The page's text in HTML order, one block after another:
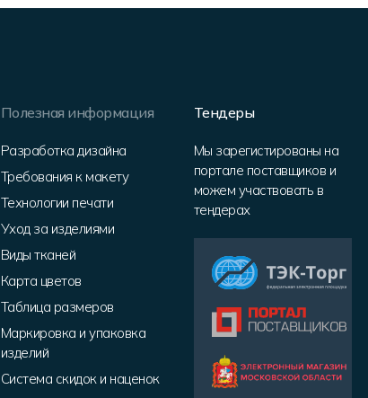
Полезная информация
Разработка дизайна
Требования к макету
Технологии печати
Уход за изделиями
Виды тканей
Карта цветов
Таблица размеров
Маркировка и упаковка
изделий
Система скидок и наценок
Тендеры
Мы зарегистированы на
портале поставщиков и
можем участвовать в
тендерах